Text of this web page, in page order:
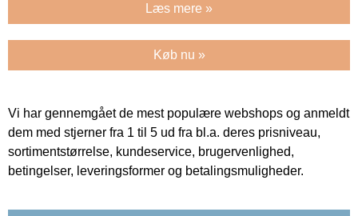
Læs mere »
Køb nu »
Vi har gennemgået de mest populære webshops og anmeldt
dem med stjerner fra 1 til 5 ud fra bl.a. deres prisniveau,
sortimentstørrelse, kundeservice, brugervenlighed,
betingelser, leveringsformer og betalingsmuligheder.